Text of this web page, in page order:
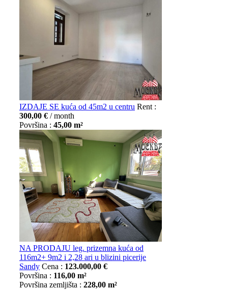
IZDAJE SE kuća od 45m2 u centru Rent :
300,00 € / month
Površina : 45,00 m²
NA PRODAJU leg. prizemna kuća od
116m2+ 9m2 i 2,28 ari u blizini picerije
Sandy Cena : 123.000,00 €
Površina : 116,00 m²
Površina zemljišta : 228,00 m²